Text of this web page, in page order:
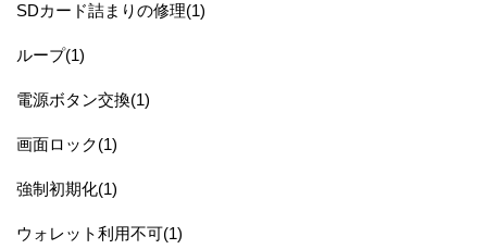
SDカード詰まりの修理(1)
ループ(1)
電源ボタン交換(1)
画面ロック(1)
強制初期化(1)
ウォレット利用不可(1)